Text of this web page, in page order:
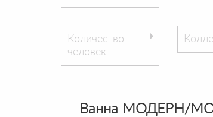
Количество
человек
Ванна МОДЕРН/